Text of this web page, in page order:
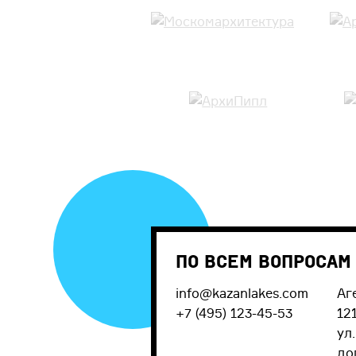
По всем
info@kazanlakes.com
+7 (495) 123-45-53